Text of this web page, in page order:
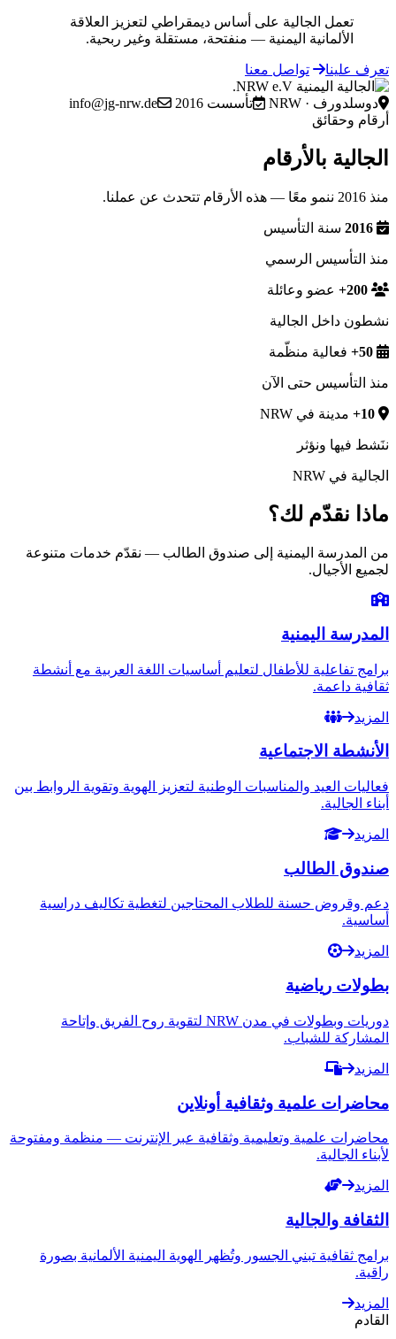
تعمل الجالية على أساس ديمقراطي لتعزيز العلاقة
الألمانية اليمنية — منفتحة، مستقلة وغير ربحية.
تعرف علينا تواصل معنا
دوسلدورف · NRW تأسست 2016
info@jg-nrw.de
أرقام وحقائق
الجالية بالأرقام
منذ 2016 ننمو معًا — هذه الأرقام تتحدث عن عملنا.
2016 سنة التأسيس
منذ التأسيس الرسمي
200
+ عضو وعائلة
نشطون داخل الجالية
50
+ فعالية منظّمة
منذ التأسيس حتى الآن
10
+ مدينة في NRW
ننَشط فيها ونؤثر
الجالية في NRW
ماذا نقدّم لك؟
من المدرسة اليمنية إلى صندوق الطالب — نقدّم خدمات متنوعة
لجميع الأجيال.
المدرسة اليمنية
برامج تفاعلية للأطفال لتعليم أساسيات اللغة العربية مع أنشطة
ثقافية داعمة.
المزيد
الأنشطة الاجتماعية
فعاليات العيد والمناسبات الوطنية لتعزيز الهوية وتقوية الروابط بين
أبناء الجالية.
المزيد
صندوق الطالب
دعم وقروض حسنة للطلاب المحتاجين لتغطية تكاليف دراسية
أساسية.
المزيد
بطولات رياضية
دوريات وبطولات في مدن NRW لتقوية روح الفريق وإتاحة
المشاركة للشباب.
المزيد
محاضرات علمية وثقافية أونلاين
محاضرات علمية وتعليمية وثقافية عبر الإنترنت — منظمة ومفتوحة
لأبناء الجالية.
المزيد
الثقافة والجالية
برامج ثقافية تبني الجسور وتُظهر الهوية اليمنية الألمانية بصورة
راقية.
المزيد
القادم